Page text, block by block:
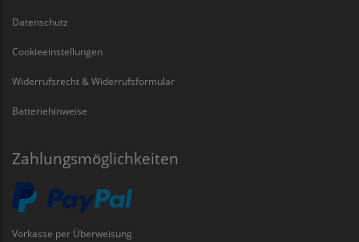
Datenschutz
Cookieeinstellungen
Widerrufsrecht & Widerrufsformular
Batteriehinweise
Zahlungsmöglichkeiten
Vorkasse per Überweisung